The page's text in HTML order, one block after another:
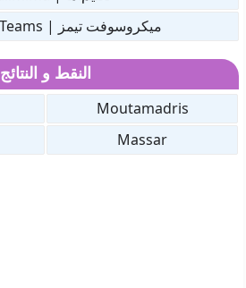
ميكروسوفت تيمز | Microsoft Teams
النقط و النتائج
Moutamadris
Massar